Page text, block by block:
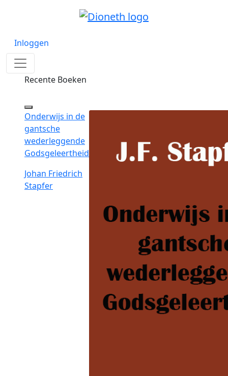
Inloggen
Recente Boeken
Onderwijs in de
gantsche
wederleggende
Godsgeleertheid
Johan Friedrich
Stapfer